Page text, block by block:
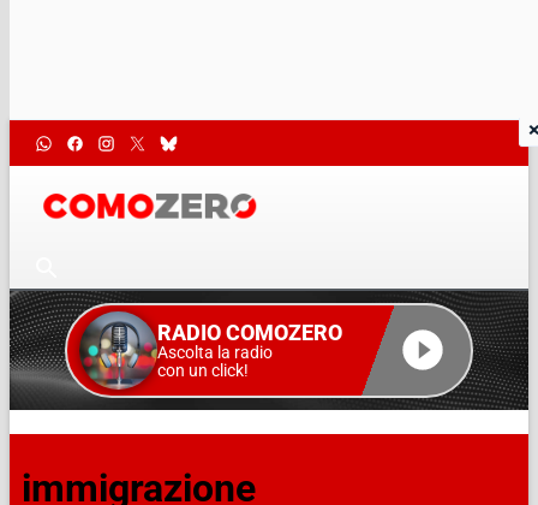
RADIO COMOZERO
Ascolta la radio
con un click!
immigrazione